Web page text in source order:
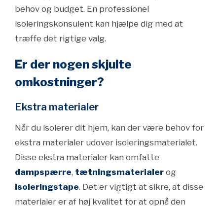
behov og budget. En professionel
isoleringskonsulent kan hjælpe dig med at
træffe det rigtige valg.
Er der nogen skjulte
omkostninger?
Ekstra materialer
Når du isolerer dit hjem, kan der være behov for
ekstra materialer udover isoleringsmaterialet.
Disse ekstra materialer kan omfatte
dampspærre, tætningsmaterialer og
isoleringstape. Det er vigtigt at sikre, at disse
materialer er af høj kvalitet for at opnå den